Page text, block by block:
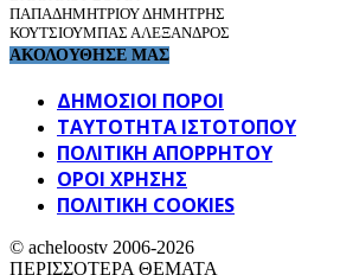
ΠΑΠΑΔΗΜΗΤΡΙΟΥ ΔΗΜΗΤΡΗΣ
ΚΟΥΤΣΙΟΥΜΠΑΣ ΑΛΕΞΑΝΔΡΟΣ
ΑΚΟΛΟΥΘΗΣΕ ΜΑΣ
ΔΗΜΟΣΙΟΙ ΠΟΡΟΙ
ΤΑΥΤΌΤΗΤΑ ΙΣΤΌΤΟΠΟΥ
ΠΟΛΙΤΙΚΉ ΑΠΟΡΡΉΤΟΥ
ΌΡΟΙ ΧΡΉΣΗΣ
ΠΟΛΙΤΙΚΗ COOKIES
© acheloostv 2006-2026
ΠΕΡΙΣΣΟΤΕΡΑ ΘΕΜΑΤΑ